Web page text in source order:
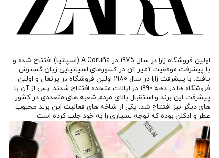
اولین فروشگاه زارا در سال 1975 در A Coruña (اسپانیا) افتتاح شده و
با پیشرفت موفقیت آمیز آن در کشورهای اسپانیایی زبان گسترش
یافت. با پیشرفت زارا در سال 1980 اولین فروشگاه در پرتغال و اولین
فروشگاه ها در دهه 1990 در ایالات متحده افتتاح شدند. پس از آن با
پیشرفت این برند و استقبال بالای مردم شعبه های متعددی در کشور
های دیگر نیز افتتاح شد. یکی از شاخه های فعالیت این برند محبوب
عطر و ادکلن بوده که توجه بسیاری را به خود جلب کرده است.